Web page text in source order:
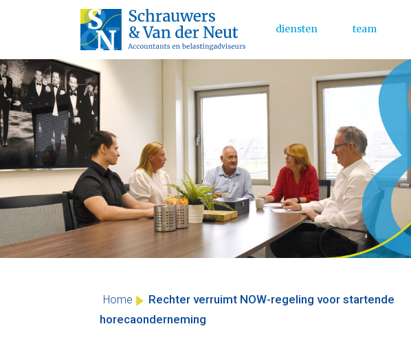
Skip
to
content
Main Menu
diensten team
Home
Rechter verruimt NOW-regeling voor startende
horecaonderneming